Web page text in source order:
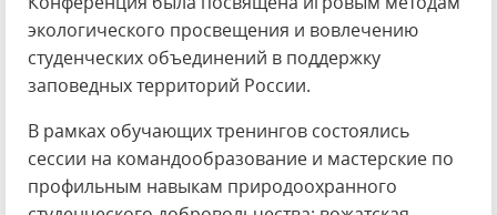
экологического просвещения и вовлечению
студенческих объединений в поддержку
заповедных территорий России.
В рамках обучающих тренингов состоялись
сессии на командообразование и мастерские по
профильным навыкам природоохранного